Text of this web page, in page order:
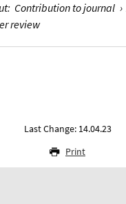
: Contribution to journal ›
review
Last Change: 14.04.23
Print